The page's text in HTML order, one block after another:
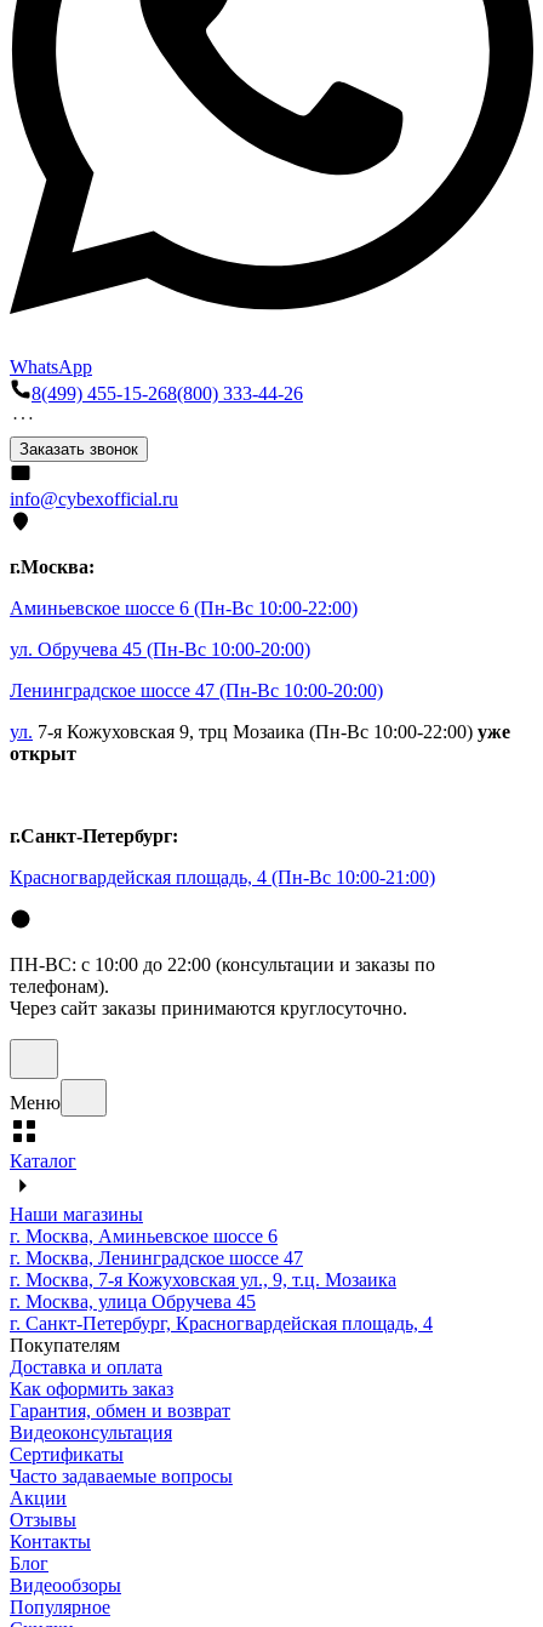
WhatsApp
8(499) 455-15-268(800) 333-44-26
Заказать звонок
info@cybexofficial.ru
г.Москва:
Аминьевское шоссе 6 (Пн-Вс 10:00-22:00)
ул. Обручева 45 (Пн-Вс 10:00-20:00)
Ленинградское шоссе 47 (Пн-Вс 10:00-20:00)
ул. 7-я Кожуховская 9, трц Мозаика (Пн-Вс 10:00-22:00) уже
открыт
г.Санкт-Петербург:
Красногвардейская площадь, 4 (Пн-Вс 10:00-21:00)
ПН-ВС: с 10:00 до 22:00 (консультации и заказы по
телефонам).
Через сайт заказы принимаются круглосуточно.
Меню
Каталог
Наши магазины
г. Москва, Аминьевское шоссе 6
г. Москва, Ленинградское шоссе 47
г. Москва, 7-я Кожуховская ул., 9, т.ц. Мозаика
г. Москва, улица Обручева 45
г. Санкт-Петербург, Красногвардейская площадь, 4
Покупателям
Доставка и оплата
Как оформить заказ
Гарантия, обмен и возврат
Видеоконсультация
Сертификаты
Часто задаваемые вопросы
Акции
Отзывы
Контакты
Блог
Видеообзоры
Популярное